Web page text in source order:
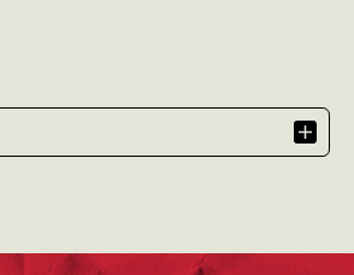
del público cristiano dentro y
de vida, autenticidad y